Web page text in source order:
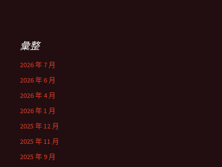
彙整
2026 年 7 月
2026 年 6 月
2026 年 4 月
2026 年 1 月
2025 年 12 月
2025 年 11 月
2025 年 9 月